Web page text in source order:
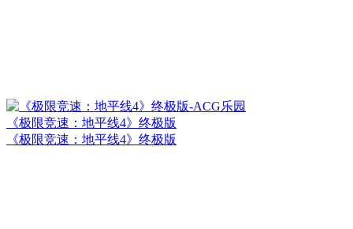
《极限竞速：地平线4》终极版
《极限竞速：地平线4》终极版